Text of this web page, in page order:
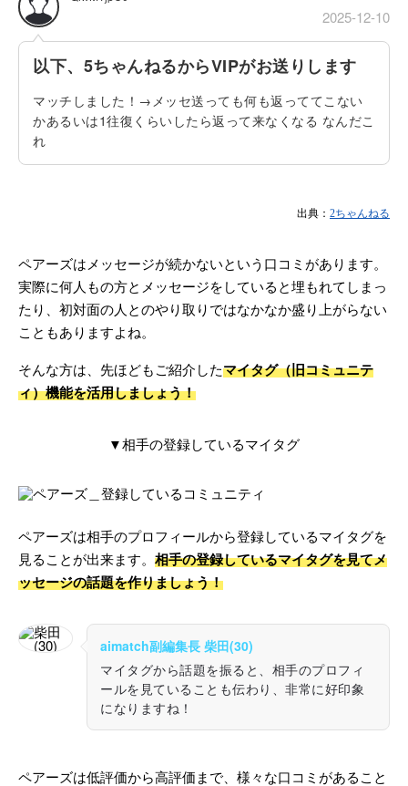
2025-12-10
以下、5ちゃんねるからVIPがお送りします
マッチしました！→メッセ送っても何も返っててこない
かあるいは1往復くらいしたら返って来なくなる なんだこ
れ
出典： 2ちゃんねる
ペアーズはメッセージが続かないという口コミがあります。
実際に何人もの方とメッセージをしていると埋もれてしまっ
たり、初対面の人とのやり取りではなかなか盛り上がらない
こともありますよね。
そんな方は、先ほどもご紹介したマイタグ（旧コミュニテ
ィ）機能を活用しましょう！
▼相手の登録しているマイタグ
ペアーズは相手のプロフィールから登録しているマイタグを
見ることが出来ます。 相手の登録しているマイタグを見てメ
ッセージの話題を作りましょう！
aimatch副編集長 柴田(30)
マイタグから話題を振ると、相手のプロフィ
ールを見ていることも伝わり、非常に好印象
になりますね！
ペアーズは低評価から高評価まで、様々な口コミがあること